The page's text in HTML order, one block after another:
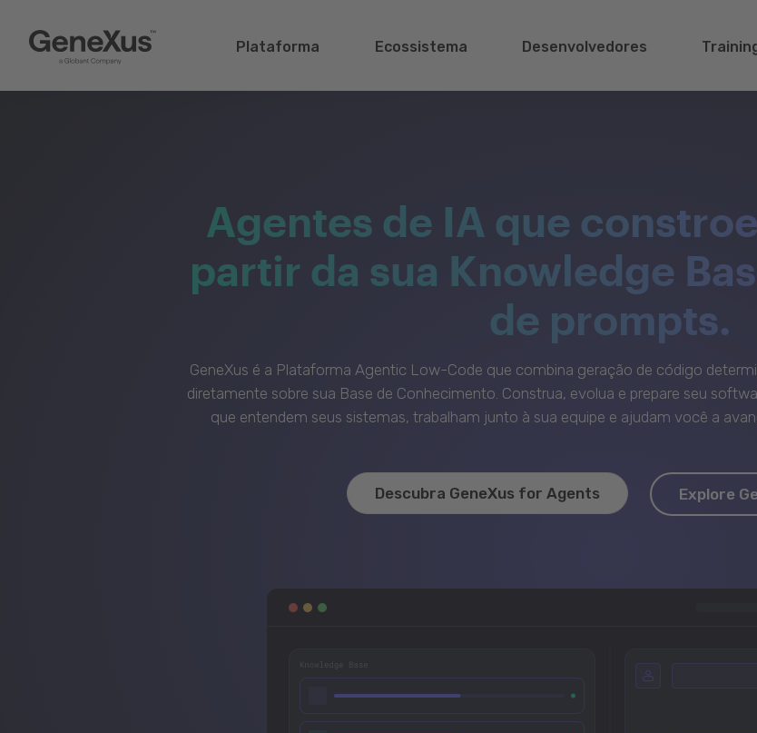
Plataforma Ecossistema Desenvolvedores
Agentes de IA que
partir da sua Knowledge
de prompts.
GeneXus é a Plataforma Agentic Low-Code que combina geração de código
diretamente sobre sua Base de Conhecimento. Construa, evolua e prepare seu
que entendem seus sistemas, trabalham junto à sua equipe e ajudam você a
Descubra GeneXus for Agents Explore